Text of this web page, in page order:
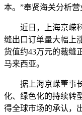
本。”奉贤海关分析营
近日，上海京嵘科
缝出口订单量大幅上
货值约43万元的裁缝
马来西亚。
据上海京嵘董事长
化、绿色化的持续转
得全球市场的承认，